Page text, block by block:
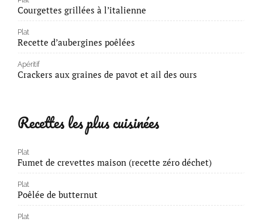
Courgettes grillées à l’italienne
Plat
Recette d’aubergines poêlées
Apéritif
Crackers aux graines de pavot et ail des ours
Recettes les plus cuisinées
Plat
Fumet de crevettes maison (recette zéro déchet)
Plat
Poêlée de butternut
Plat